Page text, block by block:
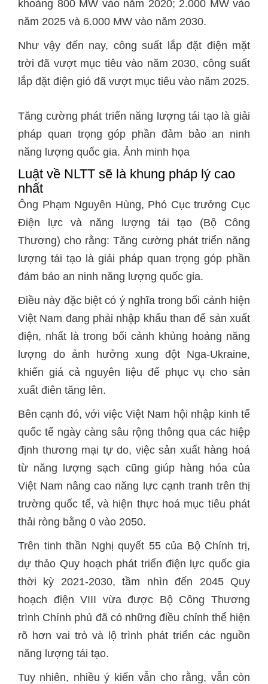
khoảng 800 MW vào năm 2020; 2.000 MW vào
năm 2025 và 6.000 MW vào năm 2030.
Như vậy đến nay, công suất lắp đặt điện mặt
trời đã vượt mục tiêu vào năm 2030, công suất
lắp đặt điện gió đã vượt mục tiêu vào năm 2025.
Tăng cường phát triển năng lượng tái tạo là giải
pháp quan trọng góp phần đảm bảo an ninh
năng lượng quốc gia. Ảnh minh họa
Luật về NLTT sẽ là khung pháp lý cao
nhất
Ông Phạm Nguyên Hùng, Phó Cục trưởng Cục
Điện lực và năng lượng tái tạo (Bộ Công
Thương) cho rằng: Tăng cường phát triển năng
lượng tái tạo là giải pháp quan trọng góp phần
đảm bảo an ninh năng lượng quốc gia.
Điều này đặc biệt có ý nghĩa trong bối cảnh hiện
Việt Nam đang phải nhập khẩu than để sản xuất
điện, nhất là trong bối cảnh khủng hoảng năng
lượng do ảnh hưởng xung đột Nga-Ukraine,
khiến giá cả nguyên liệu để phục vụ cho sản
xuất điên tăng lên.
Bên cạnh đó, với việc Việt Nam hội nhập kinh tế
quốc tế ngày càng sâu rộng thông qua các hiệp
định thương mại tự do, việc sản xuất hàng hoá
từ năng lượng sạch cũng giúp hàng hóa của
Việt Nam nâng cao năng lực cạnh tranh trên thị
trường quốc tế, và hiện thực hoá mục tiêu phát
thải ròng bằng 0 vào 2050.
Trên tinh thần Nghị quyết 55 của Bộ Chính trị,
dự thảo Quy hoạch phát triển điện lực quốc gia
thời kỳ 2021-2030, tầm nhìn đến 2045 Quy
hoạch điện VIII vừa được Bộ Công Thương
trình Chính phủ đã có những điều chỉnh thể hiện
rõ hơn vai trò và lộ trình phát triển các nguồn
năng lượng tái tạo.
Tuy nhiên, nhiều ý kiến vẫn cho rằng, vẫn còn